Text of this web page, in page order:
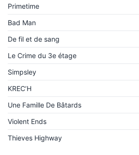
Primetime
Bad Man
De fil et de sang
Le Crime du 3e étage
Simpsley
KREC’H
Une Famille De Bâtards
Violent Ends
Thieves Highway